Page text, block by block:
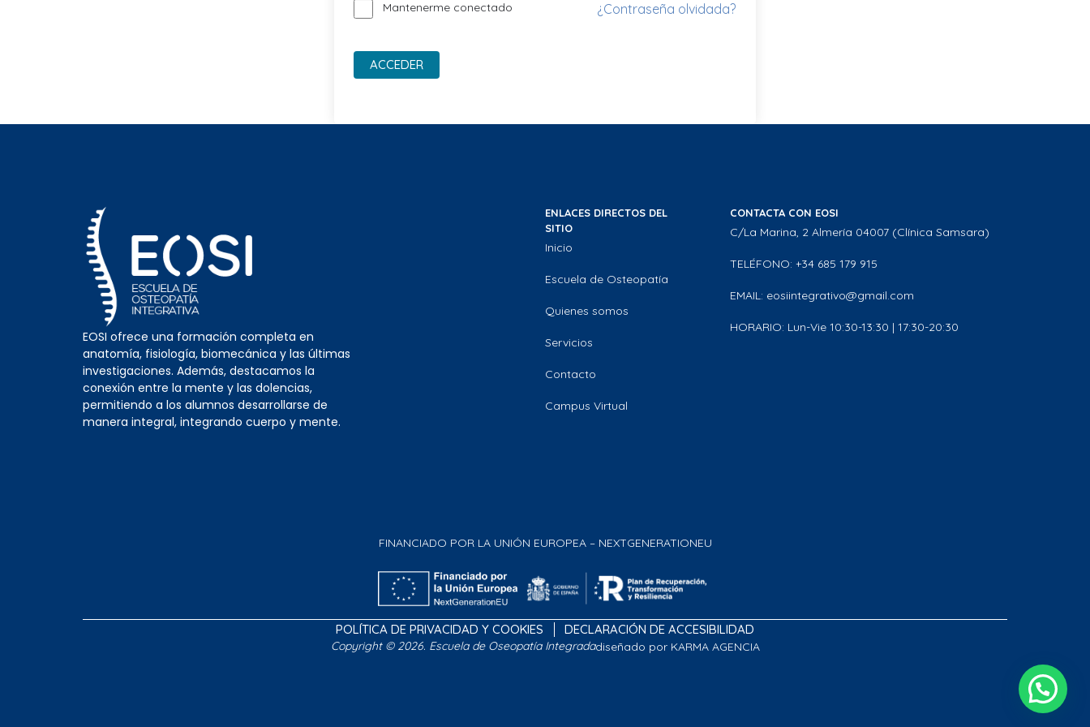
Mantenerme conectado ¿Contraseña olvidada?
ACCEDER
EOSI ofrece una formación completa en
anatomía, fisiología, biomecánica y las últimas
investigaciones. Además, destacamos la
conexión entre la mente y las dolencias,
permitiendo a los alumnos desarrollarse de
manera integral, integrando cuerpo y mente.
ENLACES DIRECTOS DEL
SITIO
Inicio
Escuela de Osteopatía
Quienes somos
Servicios
Contacto
Campus Virtual
CONTACTA CON EOSI
C/La Marina, 2 Almería 04007 (Clínica Samsara)
TELÉFONO: +34 685 179 915
EMAIL: eosiintegrativo@gmail.com
HORARIO: Lun-Vie 10:30-13:30 | 17:30-20:30
FINANCIADO POR LA UNIÓN EUROPEA – NEXTGENERATIONEU
POLÍTICA DE PRIVACIDAD Y COOKIES DECLARACIÓN DE ACCESIBILIDAD
Copyright © 2026. Escuela de Oseopatía Integradadiseñado por KARMA AGENCIA